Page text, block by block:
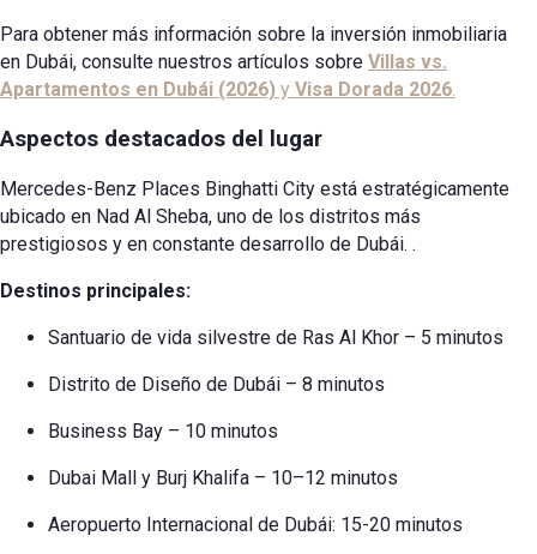
Para obtener más información sobre la inversión inmobiliaria
en Dubái, consulte nuestros artículos sobre Villas vs.
Apartamentos en Dubái (2026) y Visa Dorada 2026.
Aspectos destacados del lugar
Mercedes-Benz Places Binghatti City está estratégicamente
ubicado en Nad Al Sheba, uno de los distritos más
prestigiosos y en constante desarrollo de Dubái. .
Destinos principales:
Santuario de vida silvestre de Ras Al Khor – 5 minutos
Distrito de Diseño de Dubái – 8 minutos
Business Bay – 10 minutos
Dubai Mall y Burj Khalifa – 10–12 minutos
Aeropuerto Internacional de Dubái: 15-20 minutos